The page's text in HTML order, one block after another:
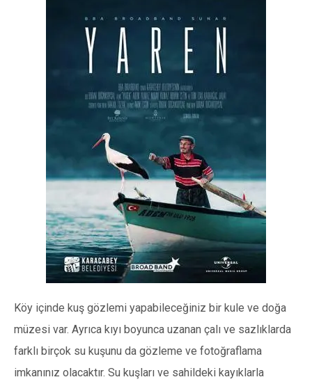
Köy içinde kuş gözlemi yapabileceğiniz bir kule ve doğa
müzesi var. Ayrıca kıyı boyunca uzanan çalı ve sazlıklarda
farklı birçok su kuşunu da gözleme ve fotoğraflama
imkanınız olacaktır. Su kuşları ve sahildeki kayıklarla